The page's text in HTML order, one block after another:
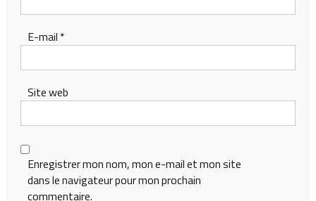
E-mail *
Site web
Enregistrer mon nom, mon e-mail et mon site
dans le navigateur pour mon prochain
commentaire.